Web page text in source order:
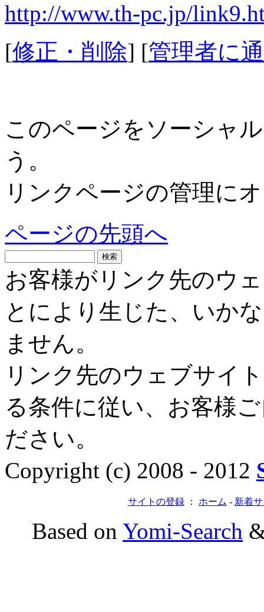
http://www.th-pc.jp/
[修正・削除] [管理者に
このページをソーシャ
う。
リンクページの管理に
ページの先頭へ
お客様がリンク先のウ
とにより生じた、いか
ません。
リンク先のウェブサイ
る条件に従い、お客様
ださい。
Copyright (c) 2008 - 2012
サイトの登録： ホーム - 新着
Based on Yomi-Search